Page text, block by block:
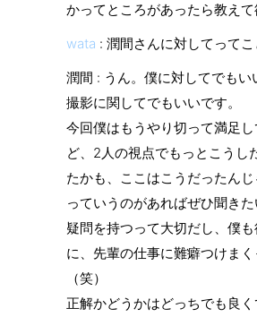
かってところがあったら教えて
wata : 潤間さんに対してってこ
潤間 : うん。僕に対してでもい
撮影に関してでもいいです。
今回僕はもうやり切って満足
ど、2人の視点でもっとこうし
たかも、ここはこうだったん
っていうのがあればぜひ聞きた
疑問を持つって大切だし、僕
に、先輩の仕事に難癖つけま
（笑）
正解かどうかはどっちでも良